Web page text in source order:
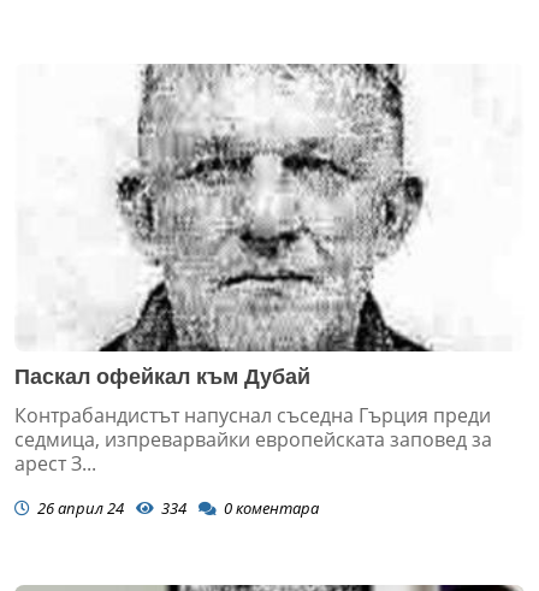
Паскал офейкал към Дубай
Контрабандистът напуснал съседна Гърция преди
седмица, изпреварвайки европейската заповед за
арест З...
26 април 24 334 0коментара